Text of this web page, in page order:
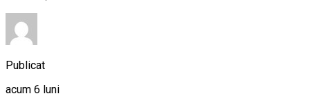
Publicat
acum 6 luni